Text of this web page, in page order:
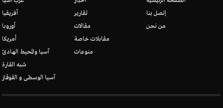
أفريقيا
أوروبا
أمريكا
آسيا والمحيط الهادئ
شبه القارة
آسيا الوسطى و القوقاز
تقارير
مقالات
مقابلات خاصة
منوعات
إتصل بنا
من نحن